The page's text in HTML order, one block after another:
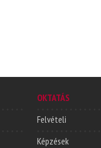
OKTATÁS
Felvételi
Képzések